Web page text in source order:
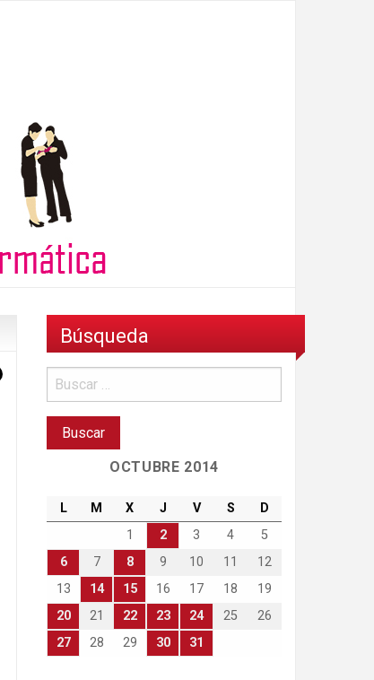
Búsqueda
OCTUBRE 2014
L M X J V S
D
1
2 3 4
5
6
7 8 9 10 11
12
13
14 15 16 17 18
19
20
21 22 23 24 25
26
27
28 29 30 31